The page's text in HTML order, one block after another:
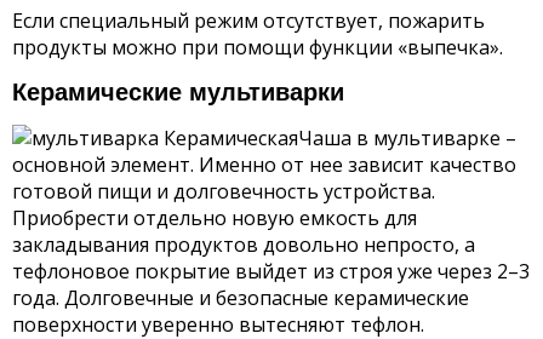
Если специальный режим отсутствует, пожарить
продукты можно при помощи функции «выпечка».
Керамические мультиварки
Чаша в мультиварке –
основной элемент. Именно от нее зависит качество
готовой пищи и долговечность устройства.
Приобрести отдельно новую емкость для
закладывания продуктов довольно непросто, а
тефлоновое покрытие выйдет из строя уже через 2–3
года. Долговечные и безопасные керамические
поверхности уверенно вытесняют тефлон.